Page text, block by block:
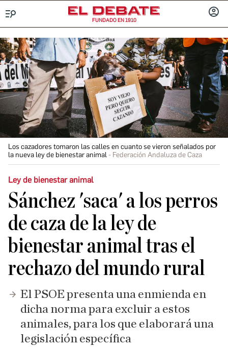
FUNDADO EN 1910
Los cazadores tomaron las calles en cuanto se vieron señalados por
la nueva ley de bienestar animal
Federación Andaluza de Caza
Ley de bienestar animal
Sánchez 'saca' a los perros
de caza de la ley de
bienestar animal tras el
rechazo del mundo rural
El PSOE presenta una enmienda en
dicha norma para excluir a estos
animales, para los que elaborará una
legislación específica